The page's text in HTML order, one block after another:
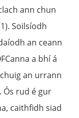
ann chun
Soilsíodh
an ceann
a bhí á
an urrann
Ós rud é gur
caithfidh siad